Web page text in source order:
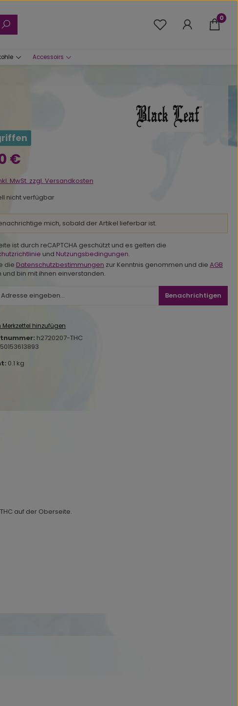
Du hast 0 Produkte
0
Accessoirs
Preis:
€
MwSt. zzgl. Versandkosten
nicht verfügbar
mich, sobald der Artikel lieferbar ist.
ist durch reCAPTCHA geschützt und es gelten die
und Nutzungsbedingungen.
die Datenschutzbestimmungen zur Kenntnis genommen und die AGB
und bin mit ihnen einverstanden.
Benachrichtigen
Merkzettel hinzufügen
h2720207-THC
0.1 kg
auf der Oberseite.